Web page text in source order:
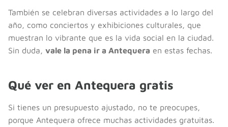
También se celebran diversas actividades a lo largo del
año, como conciertos y exhibiciones culturales, que
muestran lo vibrante que es la vida social en la ciudad.
Sin duda, vale la pena ir a Antequera en estas fechas.
Qué ver en Antequera gratis
Si tienes un presupuesto ajustado, no te preocupes,
porque Antequera ofrece muchas actividades gratuitas.